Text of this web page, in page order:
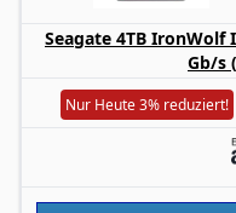
Seagate 4TB IronWolf
Gb/s
Nur Heute 3% reduziert!